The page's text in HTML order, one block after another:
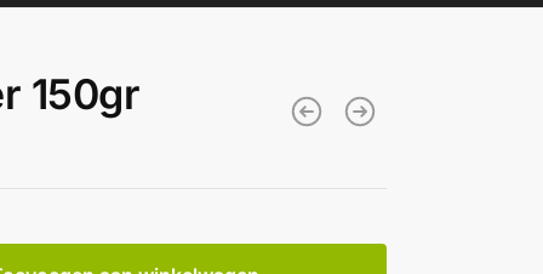
150gr